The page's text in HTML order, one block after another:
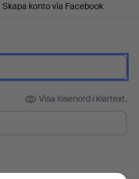
Skapa konto via Facebook
Visa lösenord i klartext.